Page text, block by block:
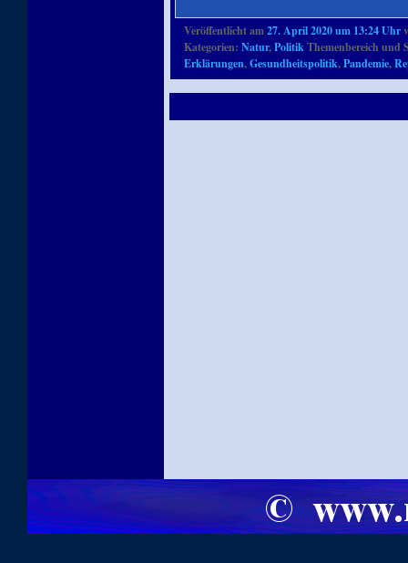
Veröffentlicht am27. April 2020 um 13:24 Uhr
Kategorien:Natur,PolitikThemenbereich und
Erklärungen,Gesundheitspolitik,Pandemie,